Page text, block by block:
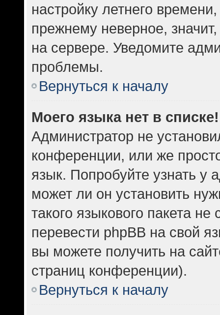
настройку летнего
прежнему неверное,
на сервере. Уведомите
проблемы.
Вернуться к началу
Моего языка нет в списке!
Администратор не
конференции, или же
язык. Попробуйте узнать у
может ли он установить
такого языкового пакета
перевести phpBB на свой
вы можете получить на
страниц конференции).
Вернуться к началу